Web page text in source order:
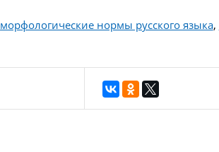
морфологические нормы русского языка,